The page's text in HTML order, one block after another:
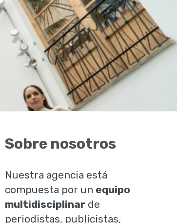
Sobre nosotros
Nuestra agencia está
compuesta por un equipo
multidisciplinar de
periodistas, publicistas,